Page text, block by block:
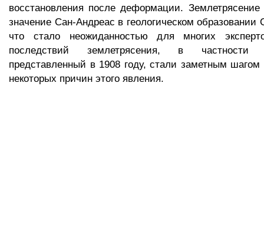
восстановления после деформации.
значение Сан-Андреас в геологическом образовании
что стало неожиданностью для многих
последствий землетрясения, в частности
представленный в 1908 году, стали заметным шагом
некоторых причин этого явления.